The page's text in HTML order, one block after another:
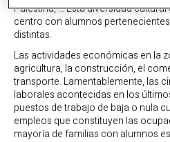
Palestina, … Esta diversidad
centro con alumnos
distintas.
Las actividades económicas en la
agricultura, la construcción, el
transporte. Lamentablemente, las
laborales acontecidas en los
puestos de trabajo de baja o nula
empleos que constituyen las
mayoría de familias con alumnos